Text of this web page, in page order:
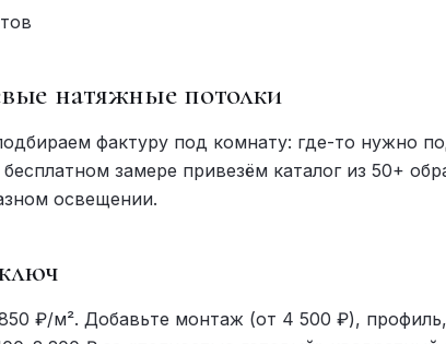
натяжные потолки
фактуру под комнату: где-то нужно
замере привезём каталог из 50+
освещении.
₽/м². Добавьте монтаж (от 4 500 ₽),